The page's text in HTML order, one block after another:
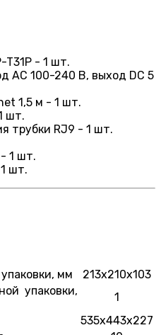
T31P - 1 шт.
AC 100-240 В, выход DC 5
1,5 м - 1 шт.
шт.
трубки RJ9 - 1 шт.
1 шт.
шт.
мм
213x210x103
упаковки,
1
535x443x227